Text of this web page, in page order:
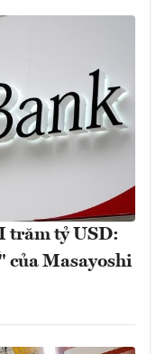
trăm tỷ USD:
của Masayoshi